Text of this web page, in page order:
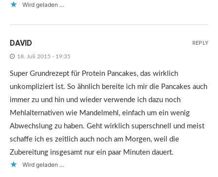
Wird geladen …
DAVID
18. Juli 2015 - 19:35
Super Grundrezept für Protein Pancakes, das wirklich
unkompliziert ist. So ähnlich bereite ich mir die Pancakes auch
immer zu und hin und wieder verwende ich dazu noch
Mehlalternativen wie Mandelmehl, einfach um ein wenig
Abwechslung zu haben. Geht wirklich superschnell und meist
schaffe ich es zeitlich auch noch am Morgen, weil die
Zubereitung insgesamt nur ein paar Minuten dauert.
Wird geladen …
REPLY